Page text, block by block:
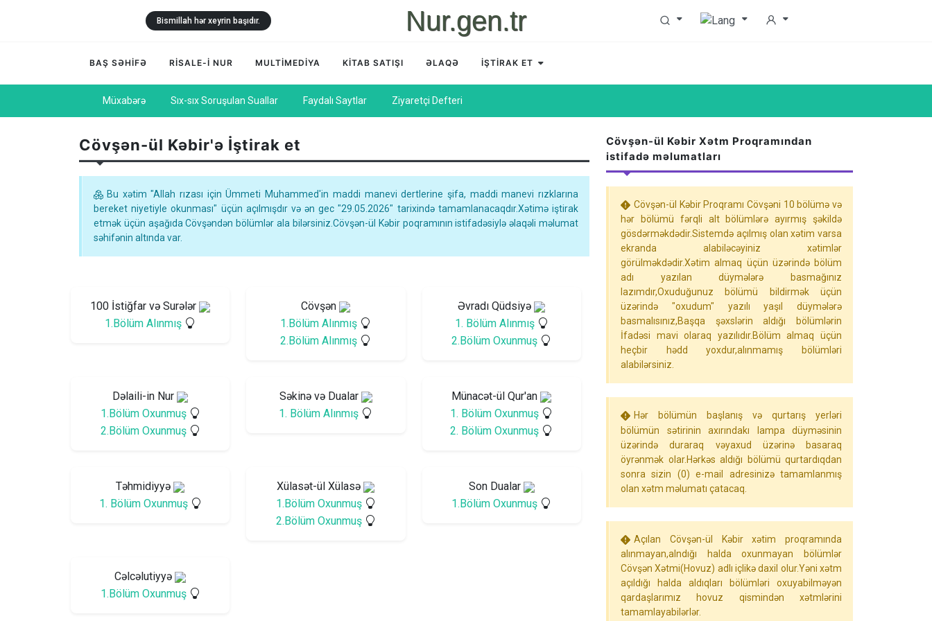
Nur.gen.tr
Bismillah hər xeyrin başıdır.
BAŞ SƏHİFƏ RİSALE-İ NUR MULTİMEDİYA KİTAB SATIŞI ƏLAQƏ İŞTİRAK ET
Müxabərə Sıx-sıx Soruşulan Suallar Faydalı Saytlar Ziyaretçi Defteri
Cövşən-ül Kəbir'ə İştirak et
Bu xətim "Allah rızası için Ümmeti Muhammed'in maddi manevi dertlerine şifa, maddi manevi rızklarına
bereket niyetiyle okunması" üçün açılmışdır və ən gec "29.05.2026" tarixində tamamlanacaqdır.Xətimə iştirak
etmək üçün aşağıda Cövşəndən bölümlər ala bilərsiniz.Cövşən-ül Kəbir poqramının istifadəsiylə əlaqəli məlumat
səhifənin altında var.
100 İstiğfar və Surələr
1.Bölüm Alınmış
Cövşən
1.Bölüm Alınmış
2.Bölüm Alınmış
Əvradı Qüdsiyə
1. Bölüm Alınmış
2.Bölüm Oxunmuş
Dəlaili-in Nur
1.Bölüm Oxunmuş
2.Bölüm Oxunmuş
Səkinə və Dualar
1. Bölüm Alınmış
Münacət-ül Qur'an
1. Bölüm Oxunmuş
2. Bölüm Oxunmuş
Təhmidiyyə
1. Bölüm Oxunmuş
Xülasət-ül Xülasə
1.Bölüm Oxunmuş
2.Bölüm Oxunmuş
Son Dualar
1.Bölüm Oxunmuş
Cəlcəlutiyyə
1.Bölüm Oxunmuş
Cövşən-ül Kəbir Xətm Proqramından
istifadə məlumatları
Cövşən-ül Kəbir Proqramı Cövşəni 10 bölümə və
hər bölümü fərqli alt bölümlərə ayırmış şəkildə
gösdərməkdədir.Sistemdə açılmış olan xətim varsa
ekranda alabiləcəyiniz xətimlər
görülməkdədir.Xətim almaq üçün üzərində bölüm
adı yazılan düymələrə basmağınız
lazımdır,Oxuduğunuz bölümü bildirmək üçün
üzərində "oxudum" yazılı yaşıl düymələrə
basmalısınız,Başqa şəxslərin aldığı bölümlərin
İfadəsi mavi olaraq yazılıdır.Bölüm almaq üçün
heçbir hədd yoxdur,alınmamış bölümləri
alabilərsiniz.
Hər bölümün başlanış və qurtarış yerləri
bölümün sətirinin axırındakı lampa düyməsinin
üzərində duraraq vəyaxud üzərinə basaraq
öyrənmək olar.Hərkəs aldığı bölümü qurtardıqdan
sonra sizin (0) e-mail adresinizə tamamlanmış
olan xətm məlumatı çatacaq.
Açılan Cövşən-ül Kəbir xətim proqramında
alınmayan,alndığı halda oxunmayan bölümlər
Cövşən Xətmi(Hovuz) adlı içlikə daxil olur.Yəni xətm
açıldığı halda aldıqları bölümləri oxuyabilməyən
qardaşlarımız hovuz qismindən xətmlərini
tamamlayabilərlər.